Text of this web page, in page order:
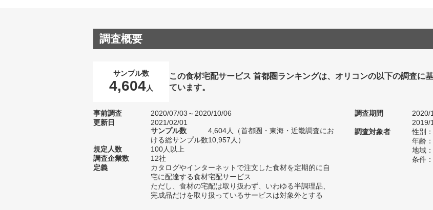
調査概要
サンプル数
4,604人
この食材宅配サービス 首都圏ランキングは、オリコンの以下の調査に
ています。
事前調査
2020/07/03～2020/10/06
更新日
2021/02/01
サンプル数
4,604人（首都圏・東海・近畿調査にお
ける総サンプル数10,957人）
規定人数
100人以上
調査企業数
12社
定義
カタログやインターネットで注文した食材を定期的に自
宅に配達する食材宅配サービス
ただし、食材の宅配は取り扱わず、いわゆる半調理品、
完成品だけを取り扱っているサービスは対象外とする
調査期間
2020/
2019/
調査対象者
性別
年齢
地域
条件